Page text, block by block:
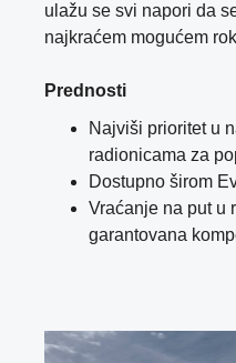
ulažu se svi napori da
najkraćem mogućem
Prednosti
Najviši prioritet u
radionicama za
Dostupno širom
Vraćanje na put u
garantovana